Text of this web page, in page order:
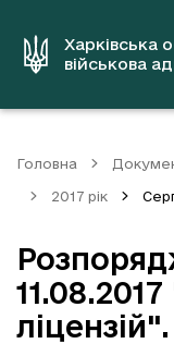
вмістуХарківська
військова
Головна
2017 рік
ліцензій".